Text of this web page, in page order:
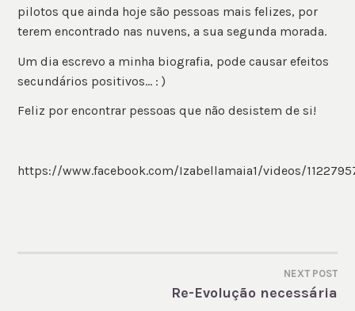
pilotos que ainda hoje são pessoas mais felizes, por
terem encontrado nas nuvens, a sua segunda morada.
Um dia escrevo a minha biografia, pode causar efeitos
secundários positivos… : )
Feliz por encontrar pessoas que não desistem de si!
https://www.facebook.com/Izabellamaia1/videos/
NEXT POST
Re-Evolução necessária